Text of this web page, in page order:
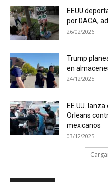
EEUU
por DACA,
26/02/2026
Trump
en
24/12/2025
EE.UU.
Orleans
mexicanos
03/12/2025